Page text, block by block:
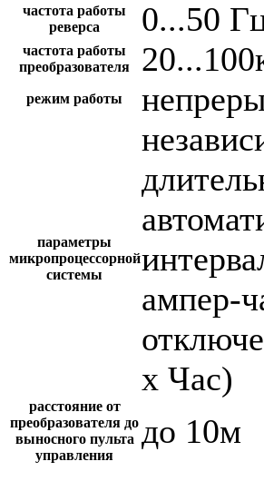
частота работы
реверса
0...50
частота работы
преобразователя
режим работы
параметры
микропроцессорной
системы
ампер-
х Час)
расстояние от
преобразователя до
выносного пульта
управления
до 10м